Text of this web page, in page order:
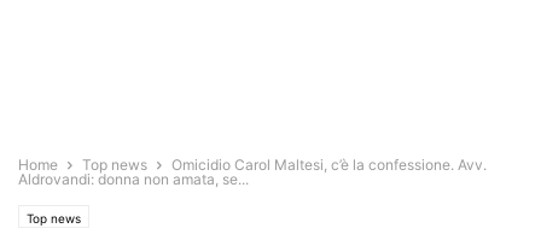
Home Top news
Omicidio Carol Maltesi, c’è la confessione. Avv.
Aldrovandi: donna non amata, se...
Top news